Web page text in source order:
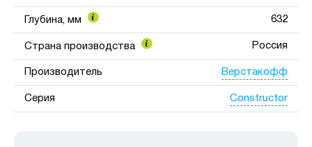
Глубина, мм 632
Страна производства Россия
Производитель Верстакофф
Серия Constructor